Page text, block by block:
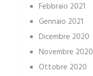
Febbraio 2021
Gennaio 2021
Dicembre 2020
Novembre 2020
Ottobre 2020